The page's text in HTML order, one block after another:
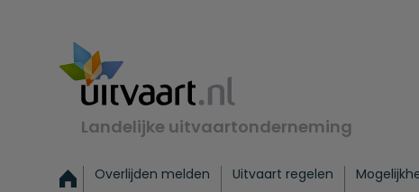
Landelijke uitvaartonderneming
Overlijden melden Uitvaart regelen